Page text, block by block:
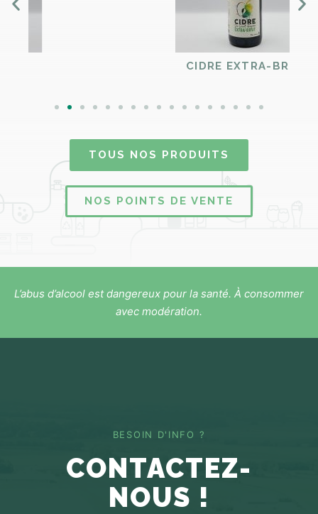
CIDRE EXTRA-BRUT
TOUS NOS PRODUITS
NOS POINTS DE VENTE
L’abus d’alcool est dangereux pour la santé. À consommer
avec modération.
BESOIN D'INFO ?
CONTACTEZ-
NOUS !